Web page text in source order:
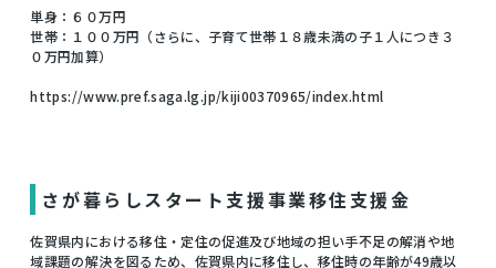
単身：６０万円
世帯：１００万円（さらに、子育て世帯１８歳未満の子１人につき３
０万円加算）
https://www.pref.saga.lg.jp/kiji00370965/index.html
さが暮らしスタート支援事業移住支援金
佐賀県内における移住・定住の促進及び地域の担い手不足の解消や地
域課題の解決を図るため、佐賀県内に移住し、移住時の年齢が49歳以